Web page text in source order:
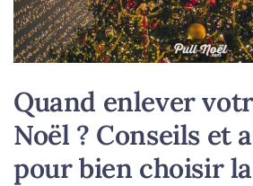
Quand enlever
Noël ? Conseils et
pour bien choisir